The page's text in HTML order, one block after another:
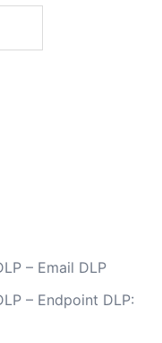
– Email DLP
– Endpoint DLP: